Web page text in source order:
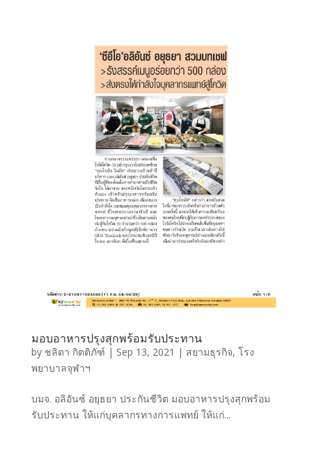
มอบอาหารปรุงสุกพร้อมรับประทาน
by ชลิตา กิตติภัฑ์ | Sep 13, 2021 | สยามธุรกิจ, โรง
พยาบาลจุฬาฯ
บมจ. อลิอันซ์ อยุธยา ประกันชีวิต มอบอาหารปรุงสุกพร้อม
รับประทาน ให้แก่บุคลากรทางการแพทย์ ให้แก่...